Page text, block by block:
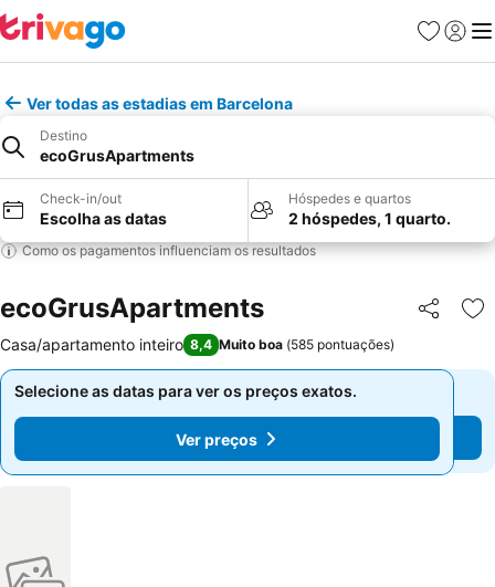
Favoritos
Iniciar
Ver todas as estadias em Barcelona
Destino
ecoGrusApartments
Check-in/out
Escolha as datas
Hóspedes e quartos
2 hóspedes, 1 quarto.
Como os pagamentos influenciam os resultados
ecoGrusApartments Partilhar
Casa/apartamento inteiro 8,4 Muito boa (585 pontuações)
Selecione as datas para ver os preços exatos.
Ver preços
Selecione as datas para ver os preços exatos.
Ver preços